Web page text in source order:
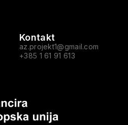
Kontakt
az.projekt1@gmail.com
+385 1 61 91 613